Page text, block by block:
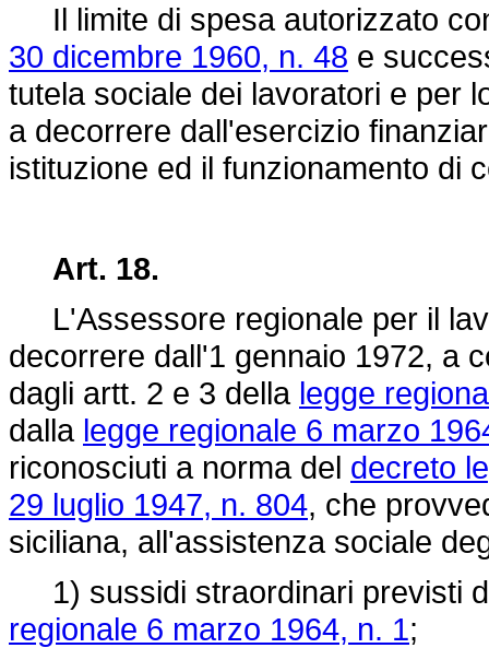
Il limite di spesa autorizzato
30 dicembre 1960, n. 48 e
tutela sociale dei lavoratori e per
a decorrere dall'esercizio
istituzione ed il funzionamento di
Art. 18.
L'Assessore regionale per il
decorrere dall'1 gennaio 1972, a
dagli artt. 2 e 3 della legge
dalla legge regionale 6 marzo
riconosciuti a norma del decreto
29 luglio 1947, n. 804, che
siciliana, all'assistenza sociale
1) sussidi straordinari previsti
regionale 6 marzo 1964, n. 1;